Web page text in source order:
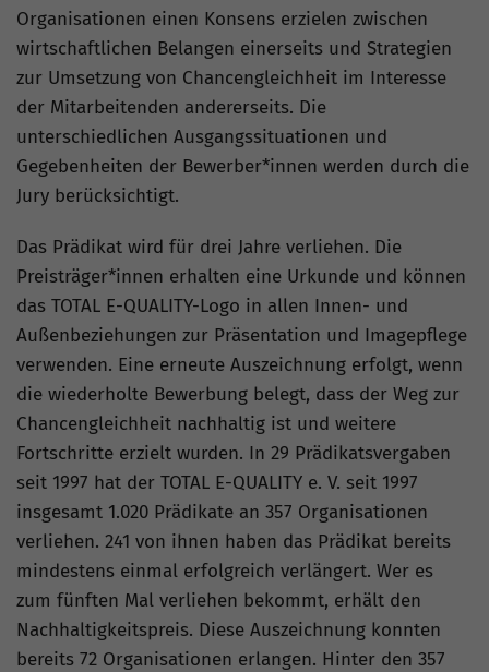
Organisationen einen Konsens erzielen zwischen
wirtschaftlichen Belangen einerseits und Strategien
zur Umsetzung von Chancengleichheit im Interesse
der Mitarbeitenden andererseits. Die
unterschiedlichen Ausgangssituationen und
Gegebenheiten der Bewerber*innen werden durch die
Jury berücksichtigt.
Das Prädikat wird für drei Jahre verliehen. Die
Preisträger*innen erhalten eine Urkunde und können
das TOTAL E-QUALITY-Logo in allen Innen- und
Außenbeziehungen zur Präsentation und Imagepflege
verwenden. Eine erneute Auszeichnung erfolgt, wenn
die wiederholte Bewerbung belegt, dass der Weg zur
Chancengleichheit nachhaltig ist und weitere
Fortschritte erzielt wurden. In 29 Prädikatsvergaben
seit 1997 hat der TOTAL E-QUALITY e. V. seit 1997
insgesamt 1.020 Prädikate an 357 Organisationen
verliehen. 241 von ihnen haben das Prädikat bereits
mindestens einmal erfolgreich verlängert. Wer es
zum fünften Mal verliehen bekommt, erhält den
Nachhaltigkeitspreis. Diese Auszeichnung konnten
bereits 72 Organisationen erlangen. Hinter den 357